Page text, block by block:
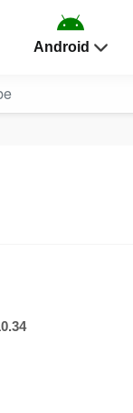
Android